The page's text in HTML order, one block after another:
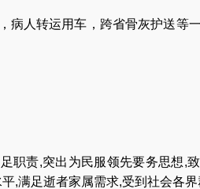
， 病人转运用车 ， 跨省骨灰护送等
职责,突出为民服领先要务思想,
,满足逝者家属需求,受到社会各界